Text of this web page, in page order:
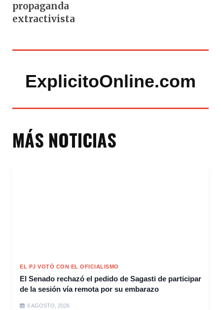
propaganda
extractivista
ExplicitoOnline.com
MÁS NOTICIAS
EL PJ VOTÓ CON EL OFICIALISMO
El Senado rechazó el pedido de Sagasti de participar
de la sesión vía remota por su embarazo
6 AGOSTO, 2026